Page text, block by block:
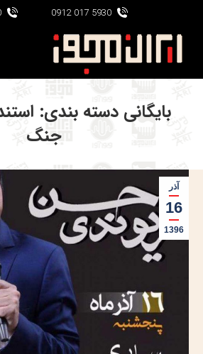
5930 017 0912
بایگانی دسته بندی:
جنگ
آذر
16
1396